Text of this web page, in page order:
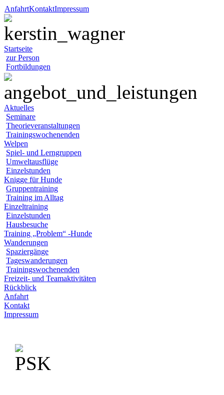
AnfahrtKontaktImpressum
Startseite
zur Person
Fortbildungen
Aktuelles
Seminare
Theorieveranstaltungen
Trainingswochenenden
Welpen
Spiel- und Lerngruppen
Umweltausflüge
Einzelstunden
Knigge für Hunde
Gruppentraining
Training im Alltag
Einzeltraining
Einzelstunden
Hausbesuche
Training „Problem“ -Hunde
Wanderungen
Spaziergänge
Tageswanderungen
Trainingswochenenden
Freizeit- und Teamaktivitäten
Rückblick
Anfahrt
Kontakt
Impressum